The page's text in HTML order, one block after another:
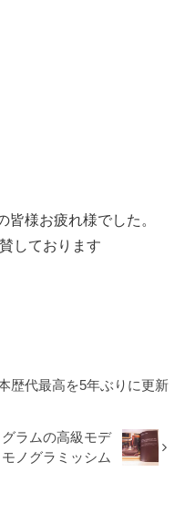
様お疲れ様でした。
しております
代最高を5年ぶりに更新
ラムの高級モデ
ノグラミッシム